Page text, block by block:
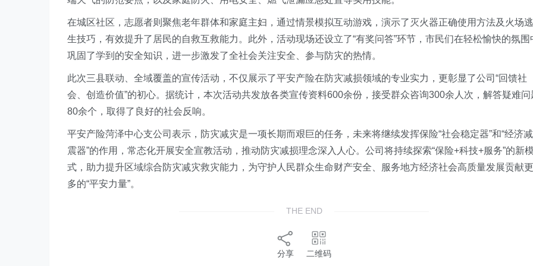
在城区社区，志愿者则聚焦老年群体和家庭主妇，通过情景模拟互动游戏，演示了灭火器正确使用方法及火场逃
生技巧，有效提升了居民的自救互救能力。此外，活动现场还设立了“有奖问答”环节，市民们在轻松愉快的氛围
巩固了学到的安全知识，进一步激发了全社会关注安全、参与防灾的热情。
此次三县联动、全域覆盖的宣传活动，不仅展示了平安产险在防灾减损领域的专业实力，更彰显了公司“回馈社
会、创造价值”的初心。据统计，本次活动共发放各类宣传资料600余份，接受群众咨询300余人次，解答疑难问
80余个，取得了良好的社会反响。
平安产险菏泽中心支公司表示，防灾减灾是一项长期而艰巨的任务，未来将继续发挥保险“社会稳定器”和“经济减
震器”的作用，常态化开展安全宣教活动，推动防灾减损理念深入人心。公司将持续探索“保险+科技+服务”的新模
式，助力提升区域综合防灾减灾救灾能力，为守护人民群众生命财产安全、服务地方经济社会高质量发展贡献更
多的“平安力量”。
THE END
分享 二维码